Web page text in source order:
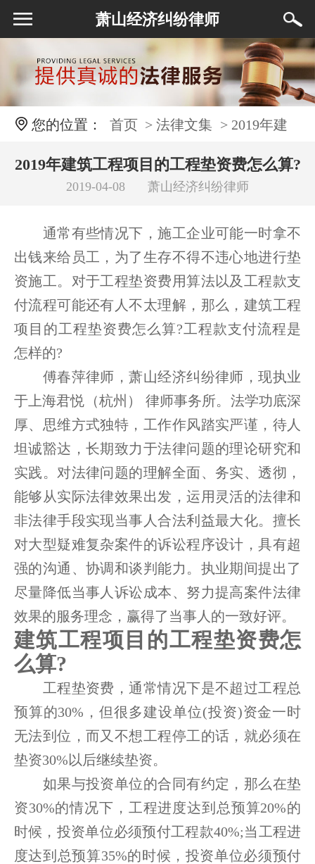
萧山经济纠纷律师
您的位置： 首页 > 法律文集 > 2019年建
筑工程项目的工程垫资费怎么算?工程款支付
2019年建筑工程项目的工程垫资费怎么算?
工程款支付流程是怎样的?
2019-04-08 萧山经济纠纷律师
通常有些情况下，施工企业可能一时拿不
出钱来给员工，为了生存不得不违心地进行垫
资施工。对于工程垫资费用算法以及工程款支
付流程可能还有人不太理解，那么，建筑工程
项目的工程垫资费怎么算?工程款支付流程是
怎样的?
傅春萍律师，萧山经济纠纷律师，现执业
于上海君悦（杭州） 律师事务所。法学功底深
厚、思维方式独特，工作作风踏实严谨，待人
坦诚豁达，长期致力于法律问题的理论研究和
实践。对法律问题的理解全面、务实、透彻，
能够从实际法律效果出发，运用灵活的法律和
非法律手段实现当事人合法利益最大化。擅长
对大型疑难复杂案件的诉讼程序设计，具有超
强的沟通、协调和谈判能力。执业期间提出了
尽量降低当事人诉讼成本、努力提高案件法律
效果的服务理念，赢得了当事人的一致好评。
建筑工程项目的工程垫资费怎
么算?
工程垫资费，通常情况下是不超过工程总
预算的30%，但很多建设单位(投资)资金一时
无法到位，而又不想工程停工的话，就必须在
垫资30%以后继续垫资。
如果与投资单位的合同有约定，那么在垫
资30%的情况下，工程进度达到总预算20%的
时候，投资单位必须预付工程款40%;当工程进
度达到总预算35%的时候，投资单位必须预付